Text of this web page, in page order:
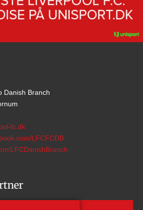
Danish Branch
fc.dk
LFCFCDB
LFCDanishBranch